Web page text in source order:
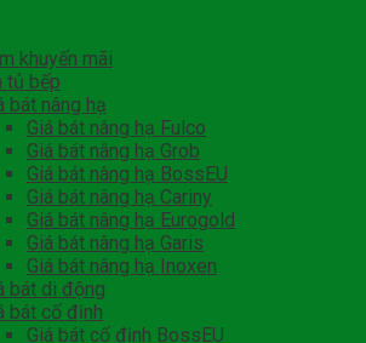
khuyến mãi
tủ bếp
bát nâng hạ
Giá bát nâng hạ Fulco
Giá bát nâng hạ Grob
Giá bát nâng hạ BossEU
Giá bát nâng hạ Cariny
Giá bát nâng hạ Eurogold
Giá bát nâng hạ Garis
Giá bát nâng hạ Inoxen
bát di động
bát cố định
Giá bát cố định BossEU